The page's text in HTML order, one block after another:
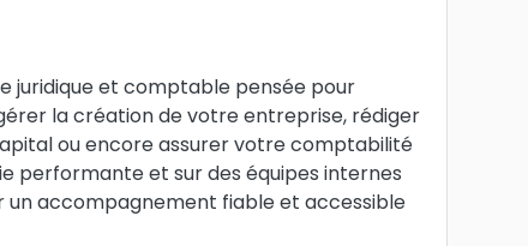
juridique et comptable pensée pour
la création de votre entreprise, rédiger
ou encore assurer votre comptabilité
performante et sur des équipes internes
un accompagnement fiable et accessible